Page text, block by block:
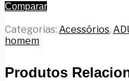
Comparar
Categorias: Acessórios,
homem
Produtos